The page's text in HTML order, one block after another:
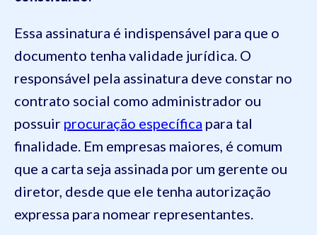
Essa assinatura é indispensável para que o
documento tenha validade jurídica. O
responsável pela assinatura deve constar no
contrato social como administrador ou
possuir procuração específica para tal
finalidade. Em empresas maiores, é comum
que a carta seja assinada por um gerente ou
diretor, desde que ele tenha autorização
expressa para nomear representantes.